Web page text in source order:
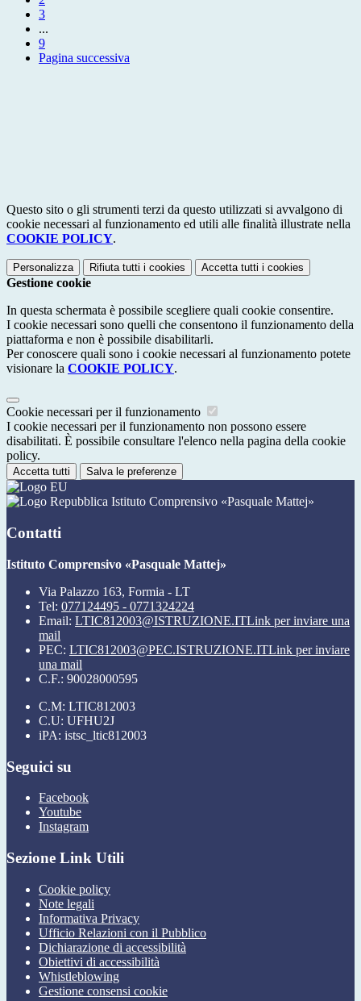
3
...
9
Pagina successiva
Questo sito o gli strumenti terzi da questo utilizzati si avvalgono di
cookie necessari al funzionamento ed utili alle finalità illustrate nella
COOKIE POLICY.
Personalizza Rifiuta tutti i cookies Accetta tutti i cookies
Gestione cookie
In questa schermata è possibile scegliere quali cookie consentire.
I cookie necessari sono quelli che consentono il funzionamento della
piattaforma e non è possibile disabilitarli.
Per conoscere quali sono i cookie necessari al funzionamento potete
visionare la COOKIE POLICY.
Cookie necessari per il funzionamento
I cookie necessari per il funzionamento non possono essere
disabilitati. È possibile consultare l'elenco nella pagina della cookie
policy.
Accetta tutti Salva le preferenze
Istituto Comprensivo «Pasquale Mattej»
Contatti
Istituto Comprensivo «Pasquale Mattej»
Via Palazzo 163, Formia - LT
Tel: 077124495 - 0771324224
Email: LTIC812003@ISTRUZIONE.ITLink per inviare una
mail
PEC: LTIC812003@PEC.ISTRUZIONE.ITLink per inviare
una mail
C.F.: 90028000595
C.M: LTIC812003
C.U: UFHU2J
iPA: istsc_ltic812003
Seguici su
Facebook
Youtube
Instagram
Sezione Link Utili
Cookie policy
Note legali
Informativa Privacy
Ufficio Relazioni con il Pubblico
Dichiarazione di accessibilità
Obiettivi di accessibilità
Whistleblowing
Gestione consensi cookie